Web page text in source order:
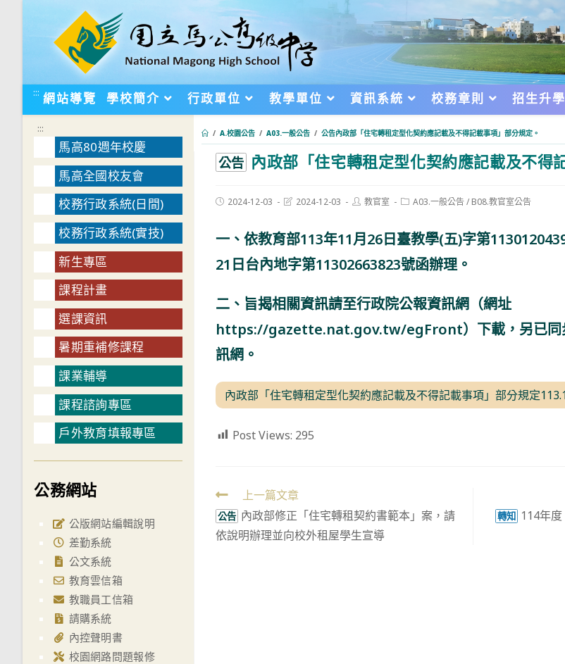
::: 網站導覽 學校簡介 行政單位 教學單位 資訊系統 校務章則 招生升
/ A.校園公告 / A03.一般公告 / 公告內政部「住宅轉租定型化契約應記載及不得記載事項」部分規定。
公告 內政部「住宅轉租定型化契約應記載及不得
Post2024-12-03
Post2024-12-03
Post教官室
PostA03.一般公告/ B08.教官室公告
一、依教育部113年11月26日臺教學(五)字第
21日台內地字第11302663823號函辦理。
二、旨揭相關資訊請至行政院公報資訊網（網址
https://gazette.nat.gov.tw/egFront）下載，另已同
訊網。
內政部「住宅轉租定型化契約應記載及不得記載事項」部分規定
Post Views: 295
Read
more
articles
上一篇文章
公告 內政部修正「住宅轉租契約書範本」案，請
依說明辦理並向校外租屋學生宣導
轉知 114年
:::
馬高80週年校慶
馬高全國校友會
校務行政系統(日間)
校務行政系統(實技)
新生專區
課程計畫
選課資訊
暑期重補修課程
課業輔導
課程諮詢專區
戶外教育填報專區
公務網站
公版網站編輯說明
差勤系統
公文系統
教育雲信箱
教職員工信箱
請購系統
內控聲明書
校園網路問題報修